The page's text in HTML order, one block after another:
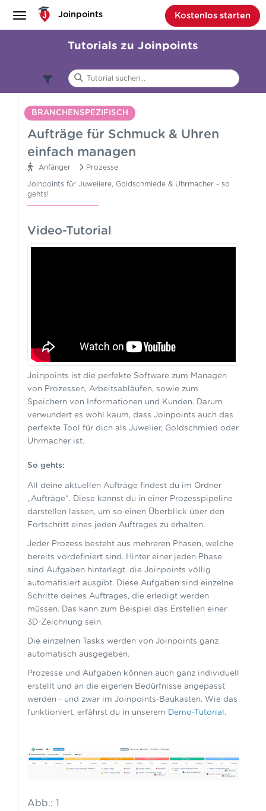
Joinpoints Kostenlos starten
Aufträge
für
Schmuck
&
Uhren
einfach
managen
Tutorials zu Joinpoints
null
Anwendung
Baukasten
BRANCHENSPEZIFISCH
Aufträge für Schmuck & Uhren
einfach managen
Anfänger Prozesse
Joinpoints für Juweliere, Goldschmiede & Uhrmacher - so
gehts!
Video-Tutorial
Joinpoints ist die perfekte Software zum Managen
von Prozessen, Arbeitsabläufen, sowie zum
Speichern von Informationen und Kunden. Darum
verwundert es wohl kaum, dass Joinpoints auch das
perfekte Tool für dich als Juwelier, Goldschmied oder
Uhrmacher ist.
So gehts:
All deine aktuellen Aufträge findest du im Ordner
„Aufträge“. Diese kannst du in einer Prozesspipeline
darstellen lassen, um so einen Überblick über den
Fortschritt eines jeden Auftrages zu erhalten.
Jeder Prozess besteht aus mehreren Phasen, welche
bereits vordefiniert sind. Hinter einer jeden Phase
sind Aufgaben hinterlegt. die Joinpoints völlig
automatisiert ausgibt. Diese Aufgaben sind einzelne
Schritte deines Auftrages, die erledigt werden
müssen. Das kann zum Beispiel das Erstellen einer
3D-Zeichnung sein.
Die einzelnen Tasks werden von Joinpoints ganz
automatisch ausgegeben.
Prozesse und Aufgaben können auch ganz individuell
erstellt und an die eigenen Bedürfnisse angepasst
werden - und zwar im Joinpoints-Baukasten. Wie das
funktioniert, erfährst du in unserem Demo-Tutorial .
Abb.: 1